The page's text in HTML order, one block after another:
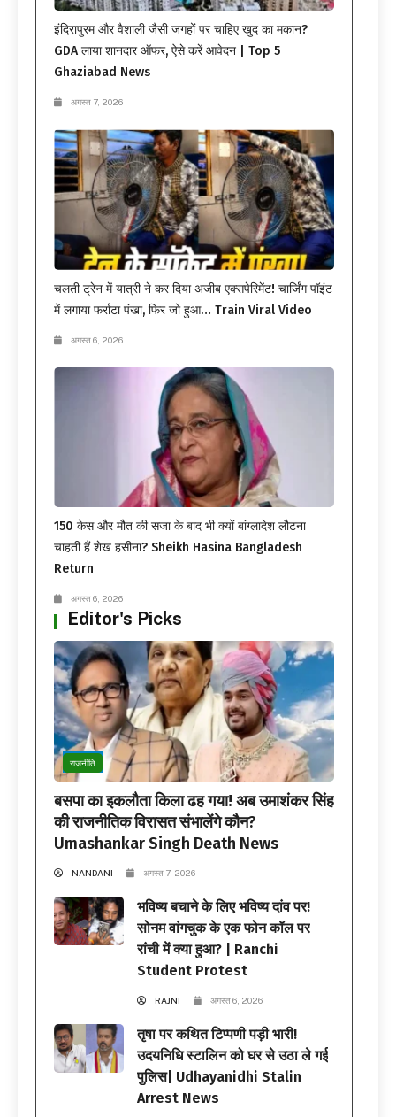
इंदिरापुरम और वैशाली जैसी जगहों पर चाहिए खुद का मकान?
GDA लाया शानदार ऑफर, ऐसे करें आवेदन | Top 5
Ghaziabad News
अगस्त 7, 2026
चलती ट्रेन में यात्री ने कर दिया अजीब एक्सपेरिमेंट! चार्जिंग पॉइंट
में लगाया फर्राटा पंखा, फिर जो हुआ… Train Viral Video
अगस्त 6, 2026
150 केस और मौत की सजा के बाद भी क्यों बांग्लादेश लौटना
चाहती हैं शेख हसीना? Sheikh Hasina Bangladesh
Return
अगस्त 6, 2026
Editor's Picks
राजनीति
बसपा का इकलौता किला ढह गया! अब उमाशंकर सिंह
की राजनीतिक विरासत संभालेंगे कौन?
Umashankar Singh Death News
NANDANI अगस्त 7, 2026
भविष्य बचाने के लिए भविष्य दांव पर!
सोनम वांगचुक के एक फोन कॉल पर
रांची में क्या हुआ? | Ranchi
Student Protest
RAJNI अगस्त 6, 2026
तृषा पर कथित टिप्पणी पड़ी भारी!
उदयनिधि स्टालिन को घर से उठा ले गई
पुलिस| Udhayanidhi Stalin
Arrest News